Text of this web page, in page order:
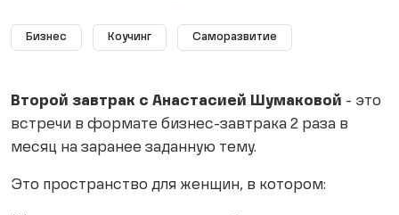
Бизнес Коучинг Саморазвитие
Второй завтрак с Анастасией Шумаковой - это
встречи в формате бизнес-завтрака 2 раза в
месяц на заранее заданную тему.
Это пространство для женщин, в котором: